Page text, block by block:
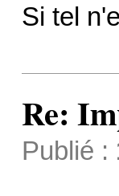
Si tel
Re:
Publié :